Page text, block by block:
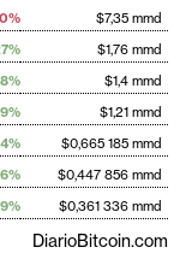
$7,35 mmd
$1,76 mmd
$1,4 mmd
$1,21 mmd
$0,665 185 mmd
$0,447 856 mmd
$0,361 336 mmd
DiarioBitcoin.com